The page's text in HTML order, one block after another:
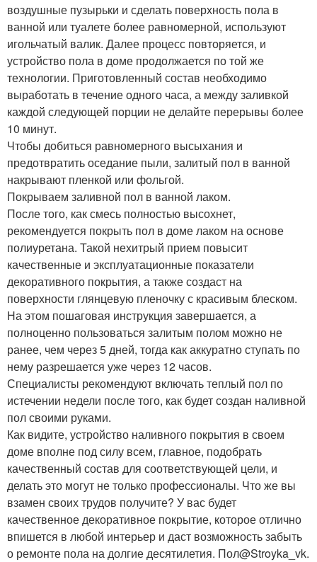
воздушные пузырьки и сделать поверхность пола в
ванной или туалете более равномерной, используют
игольчатый валик. Далее процесс повторяется, и
устройство пола в доме продолжается по той же
технологии. Приготовленный состав необходимо
выработать в течение одного часа, а между заливкой
каждой следующей порции не делайте перерывы более
10 минут.
Чтобы добиться равномерного высыхания и
предотвратить оседание пыли, залитый пол в ванной
накрывают пленкой или фольгой.
Покрываем заливной пол в ванной лаком.
После того, как смесь полностью высохнет,
рекомендуется покрыть пол в доме лаком на основе
полиуретана. Такой нехитрый прием повысит
качественные и эксплуатационные показатели
декоративного покрытия, а также создаст на
поверхности глянцевую пленочку с красивым блеском.
На этом пошаговая инструкция завершается, а
полноценно пользоваться залитым полом можно не
ранее, чем через 5 дней, тогда как аккуратно ступать по
нему разрешается уже через 12 часов.
Специалисты рекомендуют включать теплый пол по
истечении недели после того, как будет создан наливной
пол своими руками.
Как видите, устройство наливного покрытия в своем
доме вполне под силу всем, главное, подобрать
качественный состав для соответствующей цели, и
делать это могут не только профессионалы. Что же вы
взамен своих трудов получите? У вас будет
качественное декоративное покрытие, которое отлично
впишется в любой интерьер и даст возможность забыть
о ремонте пола на долгие десятилетия. Пол@Stroyka_vk.